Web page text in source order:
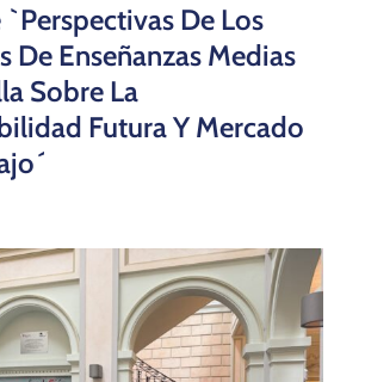
De Los
De Enseñanzas Medias
Sobre La
Futura Y Mercado